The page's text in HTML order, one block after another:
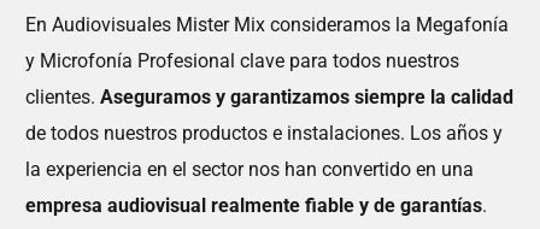
En Audiovisuales Mister Mix consideramos la Megafonía
y Microfonía Profesional clave para todos nuestros
clientes.Aseguramos y garantizamos siempre la calidad
de todos nuestros productos e instalaciones. Los años y
la experiencia en el sector nos han convertido en una
empresa audiovisual realmente fiable y de garantías.